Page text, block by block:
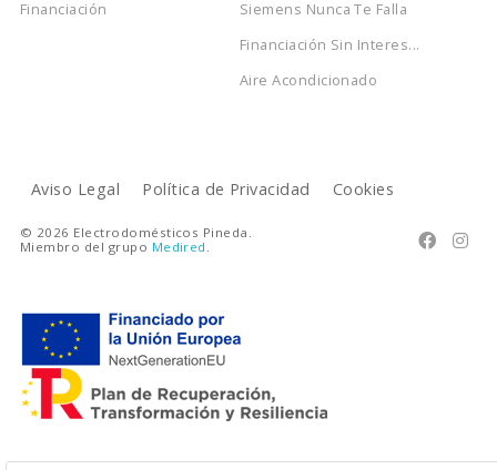
Financiación
Siemens Nunca Te Falla
Financiación Sin Interes...
Aire Acondicionado
Aviso Legal Política de Privacidad Cookies
 
© 2026 Electrodomésticos Pineda.
Miembro del grupo Medired